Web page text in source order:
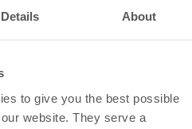
Details About
to give you the best possible
website. They serve a